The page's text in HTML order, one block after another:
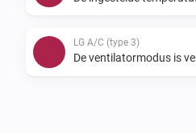
LG A/C (type 3)
De ventilatormodus is